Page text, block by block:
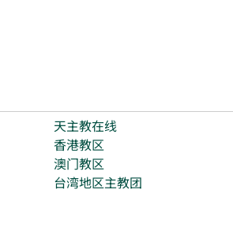
天主教在线
香港教区
澳门教区
台湾地区主教团